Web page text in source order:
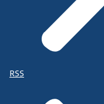
RSS